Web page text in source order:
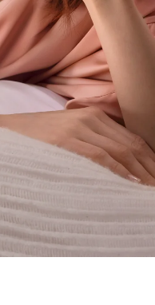
預計送達日期08/08/2026
預計送達日期08/08/2026
預計送達日期11/08/2026
預計送達日期 08/08/2026
預計送達日期 08/08/2026
預計送達日期